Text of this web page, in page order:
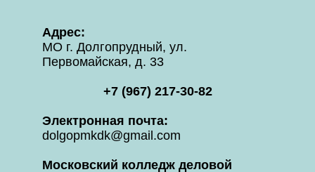
Адрес:
МО г. Долгопрудный, ул.
Первомайская, д. 33
+7 (967) 217-30-82
Электронная почта:
dolgopmkdk@gmail.com
Московский колледж деловой